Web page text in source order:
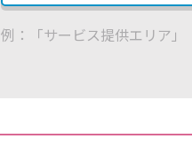
例：「サービス提供エリア